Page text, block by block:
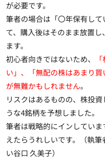
が必要です。
筆者の場合は「〇年保有し
て、購入後はそのまま放置
ます。
初心者向きではないため、
い」、「無配の株はあまり
が無難かもしれません。
リスクはあるものの、株投
うな4銘柄を予想しました。
筆者は戦略的にインしてい
えたらうれしいです。（執
い谷口 久美子）